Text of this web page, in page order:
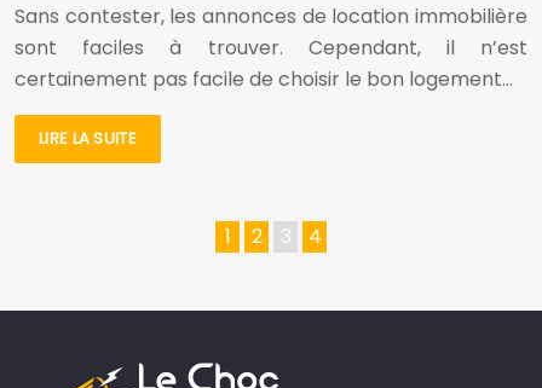
Sans contester, les annonces de location immobilière
sont faciles à trouver. Cependant, il n’est
certainement pas facile de choisir le bon logement…
LIRE LA SUITE
1 2 3 4